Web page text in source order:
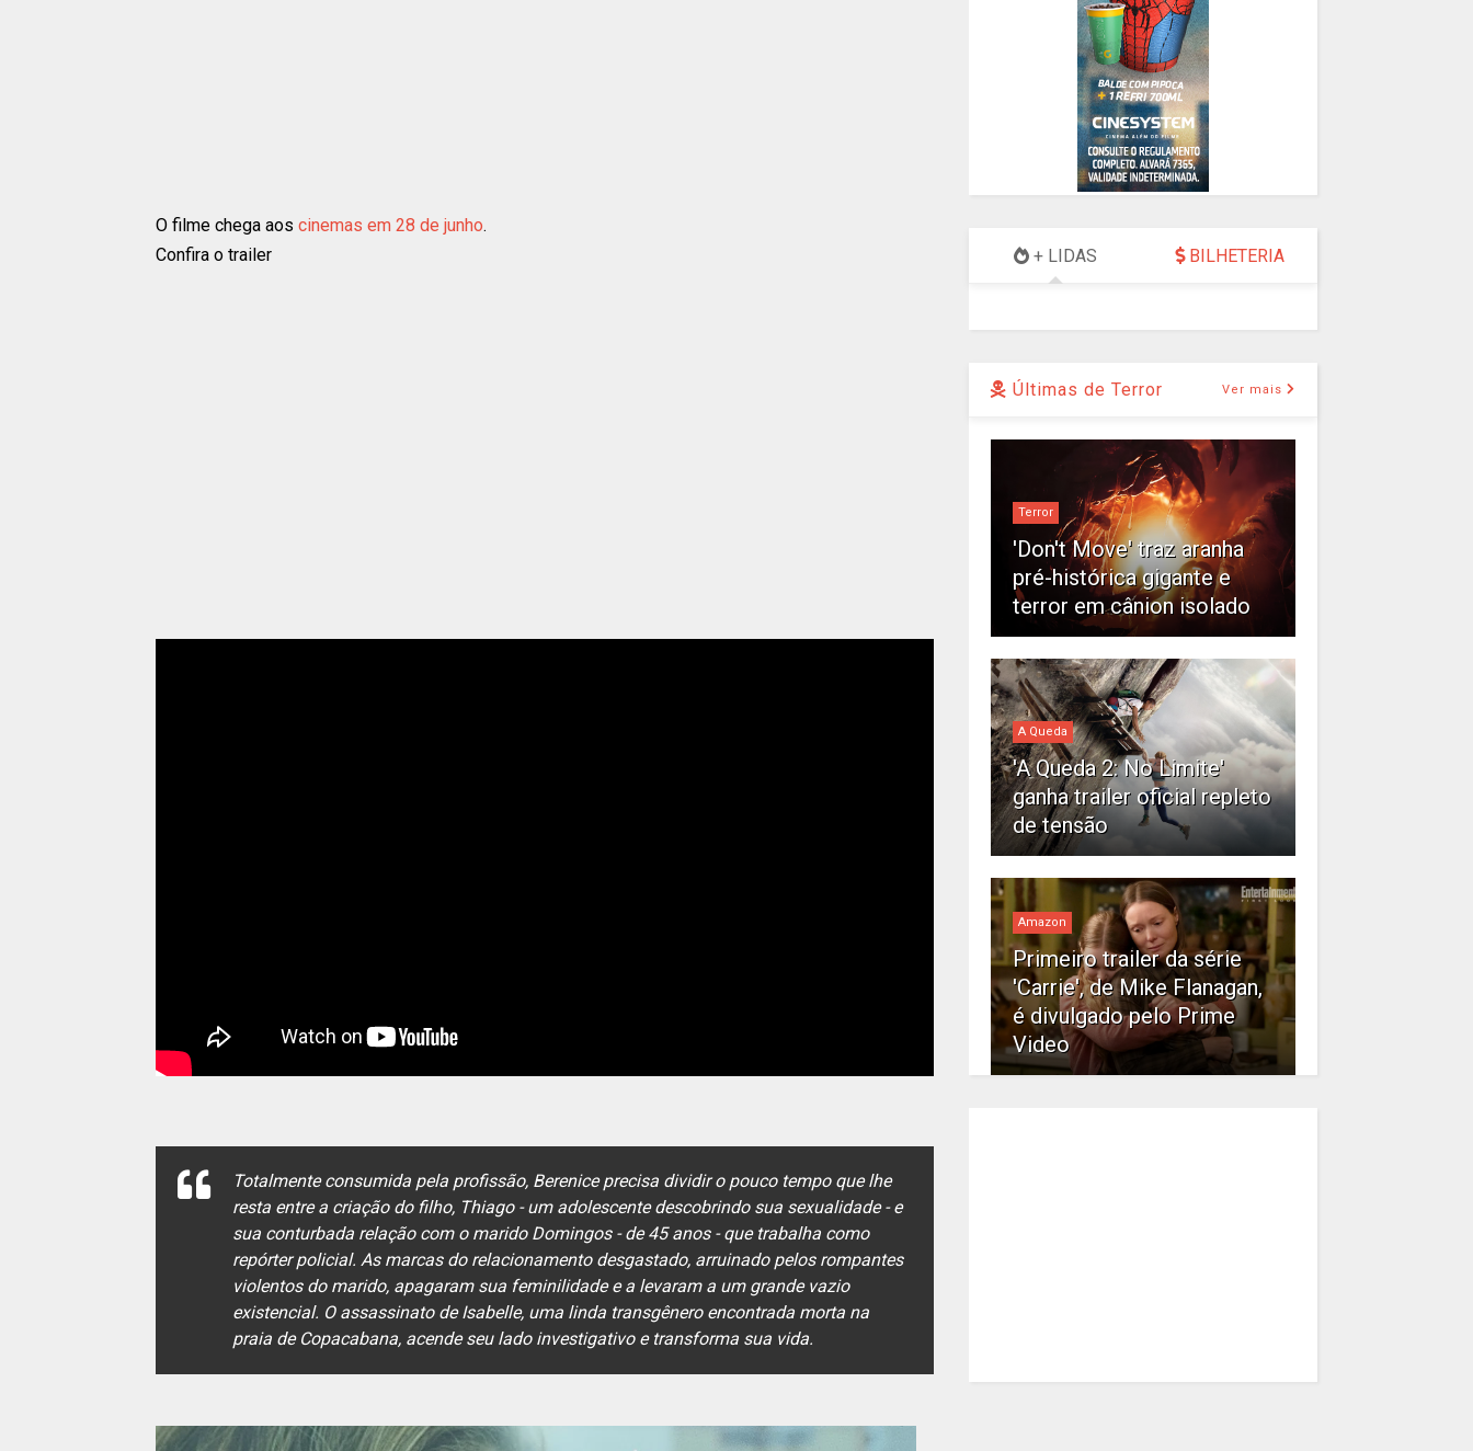
O filme chega aos cinemas em 28 de junho.
Confira o trailer
Totalmente consumida pela profissão, Berenice precisa dividir o pouco tempo que lhe
resta entre a criação do filho, Thiago - um adolescente descobrindo sua sexualidade - e
sua conturbada relação com o marido Domingos - de 45 anos - que trabalha como
repórter policial. As marcas do relacionamento desgastado, arruinado pelos rompantes
violentos do marido, apagaram sua feminilidade e a levaram a um grande vazio
existencial. O assassinato de Isabelle, uma linda transgênero encontrada morta na
praia de Copacabana, acende seu lado investigativo e transforma sua vida.
+ LIDAS BILHETERIA
Últimas de Terror Ver mais
Terror
'Don't Move' traz aranha
pré-histórica gigante e
terror em cânion isolado
A Queda
'A Queda 2: No Limite'
ganha trailer oficial repleto
de tensão
Amazon
Primeiro trailer da série
'Carrie', de Mike Flanagan,
é divulgado pelo Prime
Video